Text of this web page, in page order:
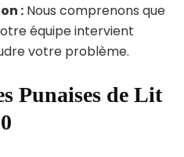
: Nous comprenons que
équipe intervient
votre problème.
Punaises de Lit